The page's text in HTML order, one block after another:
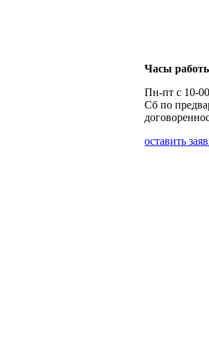
Часы
Пн-пт с 10-
Сб по
оставить